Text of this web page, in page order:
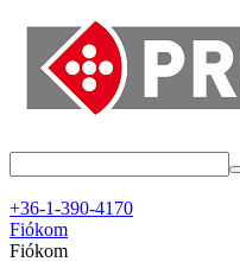
+36-1-390-4170
Fiókom
Fiókom